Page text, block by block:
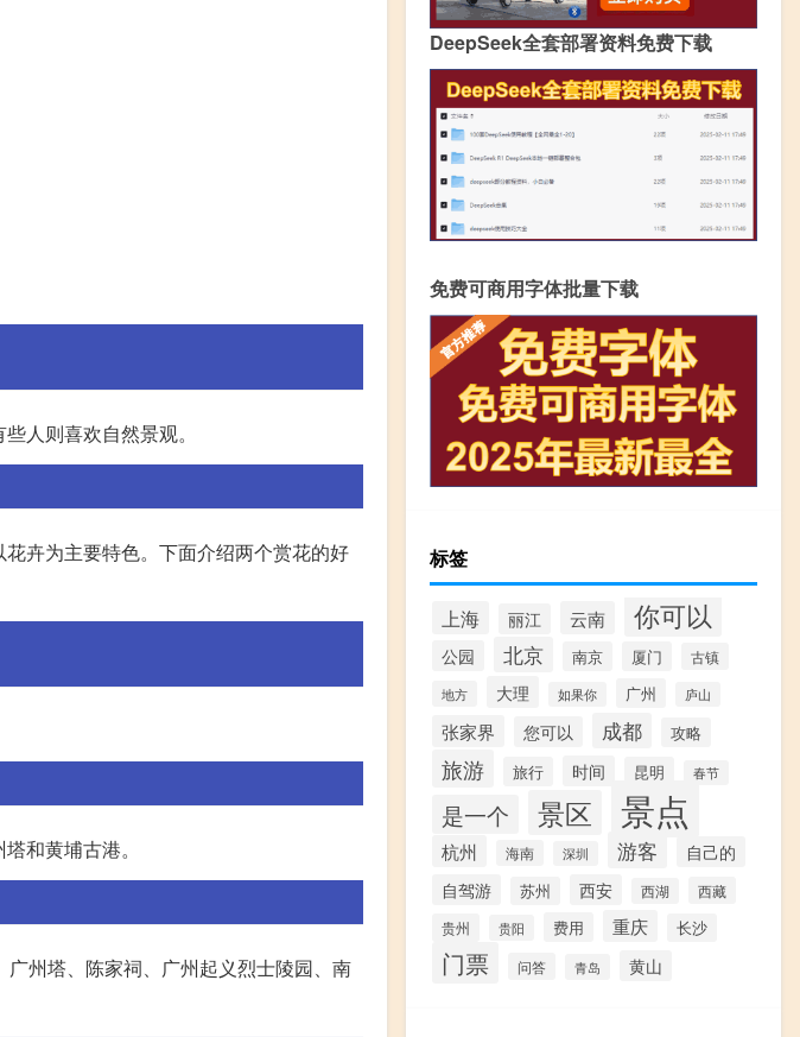
人则喜欢自然景观。
卉为主要特色。下面介绍两个赏花的好
和黄埔古港。
州塔、陈家祠、广州起义烈士陵园、南
DeepSeek全套部署资料免费下载
免费可商用字体批量下载
标签
上海 丽江 云南 你可以
公园 北京 南京 厦门 古镇
地方 大理 如果你 广州 庐山
张家界 您可以 成都 攻略
旅游 旅行 时间 昆明 春节
是一个 景区 景点
杭州 海南 深圳 游客
自己的
自驾游
苏州 西安 西湖 西藏
贵州 贵阳 费用 重庆 长沙
门票 问答 青岛 黄山